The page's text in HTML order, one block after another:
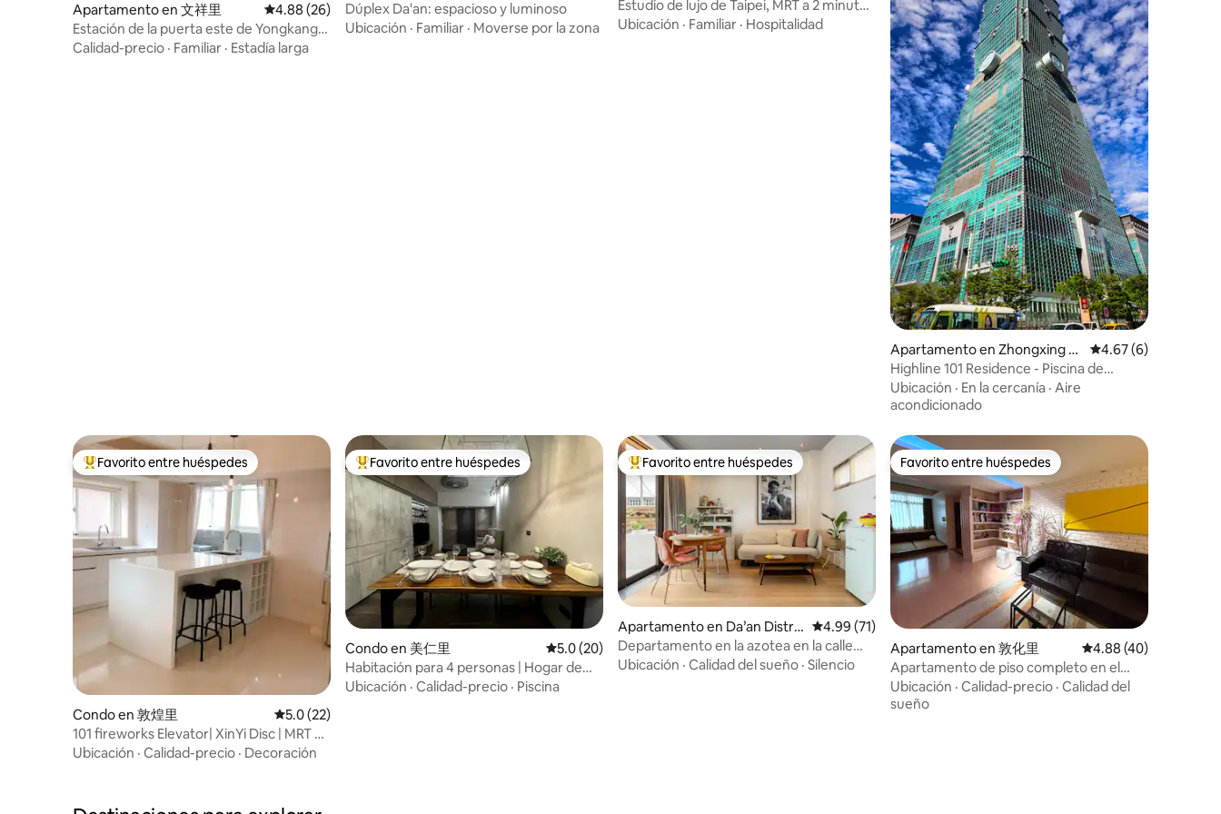
Ximen 📍Alojamiento en una ubicación
céntrica en la calle Emei, Ximending,
Taipéi (cerca de la salida 1 de la estación
Fuxing/salida M3 de la estación principal
de Taipéi.
Apartamento en 文祥里 Calificación promedio: 4.88 de 5, 26 reseñas
4.88 (26)
Estación de la puerta este de Yongkang
Street/2 habitaciones y 2 baños en toda
Calidad-precio · Familiar · Estadía larga
Dúplex Da'an: espacioso y luminoso
Ubicación · Familiar · Moverse por la zona
Estudio de lujo de Taipei, MRT a 2 minutos
de ubicación perfecta
Ubicación · Familiar · Hospitalidad
Apartamento en Zhongxing Vil
lage
Calificación
4.67 (6)
Highline 101 Residence - Piscina de
verano
Ubicación · En la cercanía · Aire
acondicionado
Favorito entre huéspedes preferido
Favorito entre huéspedes
Condo en 敦煌里 Calificación promedio: 5.0 de 5, 22 reseñas
5.0 (22)
101 fireworks Elevator| XinYi Disc | MRT a 1
minuto a pie
Ubicación · Calidad-precio · Decoración
Favorito entre huéspedes preferido
Favorito entre huéspedes
Condo en 美仁里 Calificación promedio: 5.0 de 5, 20 reseñas
5.0 (20)
Habitación para 4 personas | Hogar de
Taipei Arena | Mesa de cocina Nakajima |
Ubicación · Calidad-precio · Piscina
Favorito entre huéspedes preferido
Favorito entre huéspedes
Apartamento en Da’an Distric
t
Calificación promedio: 4.99 de 5, 71 reseñas
4.99 (71)
Departamento en la azotea en la calle
Yongkang
Ubicación · Calidad del sueño · Silencio
Favorito entre huéspedes
Favorito entre huéspedes
Apartamento en 敦化里 Calificación
4.88 (40)
Apartamento de piso completo en el
centro de Taipei
Ubicación · Calidad-precio · Calidad del
sueño